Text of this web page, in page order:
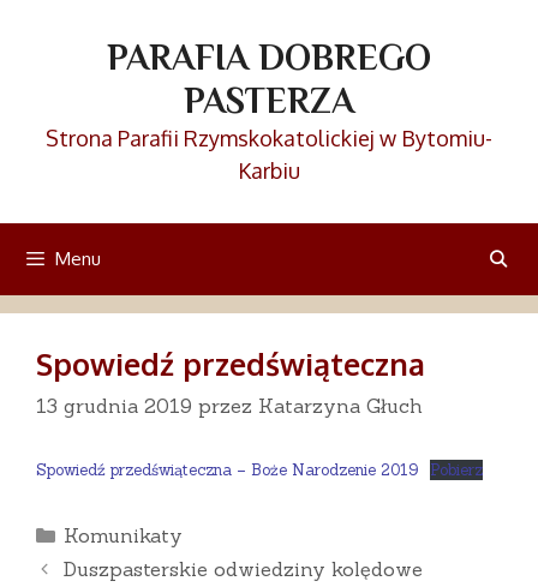
PARAFIA DOBREGO
PASTERZA
Strona Parafii Rzymskokatolickiej w Bytomiu-
Karbiu
Menu
Spowiedź przedświąteczna
13 grudnia 2019 przez Katarzyna Głuch
Spowiedź przedświąteczna – Boże Narodzenie 2019 Pobierz
Kategorie
Komunikaty
Duszpasterskie odwiedziny kolędowe